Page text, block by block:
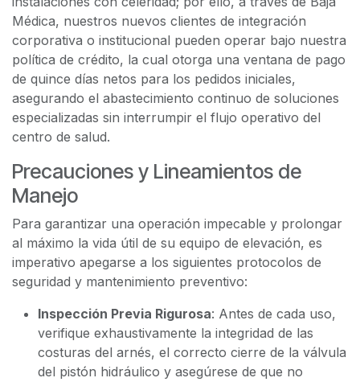
Médica, nuestros nuevos clientes de integración
corporativa o institucional pueden operar bajo nuestra
política de crédito, la cual otorga una ventana de pago
de quince días netos para los pedidos iniciales,
asegurando el abastecimiento continuo de soluciones
especializadas sin interrumpir el flujo operativo del
centro de salud.
Precauciones y Lineamientos de
Manejo
Para garantizar una operación impecable y prolongar
al máximo la vida útil de su equipo de elevación, es
imperativo apegarse a los siguientes protocolos de
seguridad y mantenimiento preventivo:
Inspección Previa Rigurosa: Antes de cada uso,
verifique exhaustivamente la integridad de las
costuras del arnés, el correcto cierre de la válvula
del pistón hidráulico y asegúrese de que no